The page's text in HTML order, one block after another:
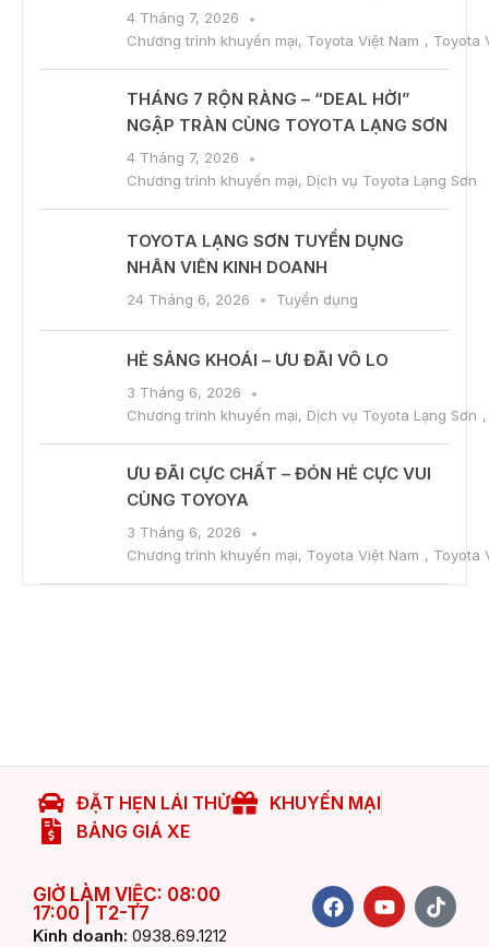
4 Tháng 7, 2026
Chương trình khuyến mại, Toyota Việt Nam , Toyota
THÁNG 7 RỘN RÀNG – “DEAL HỜI”
NGẬP TRÀN CÙNG TOYOTA LẠNG SƠN
4 Tháng 7, 2026
Chương trình khuyến mại, Dịch vụ Toyota Lạng Sơn
TOYOTA LẠNG SƠN TUYỂN DỤNG
NHÂN VIÊN KINH DOANH
24 Tháng 6, 2026 Tuyển dụng
HÈ SẢNG KHOÁI – ƯU ĐÃI VÔ LO
3 Tháng 6, 2026
Chương trình khuyến mại, Dịch vụ Toyota Lạng Sơn
ƯU ĐÃI CỰC CHẤT – ĐÓN HÈ CỰC VUI
CÙNG TOYOYA
3 Tháng 6, 2026
Chương trình khuyến mại, Toyota Việt Nam , Toyota
ĐẶT HẸN LÁI THỬ
KHUYẾN MẠI
BẢNG GIÁ XE
GIỜ LÀM VIỆC: 08:00
17:00 | T2-T7
Kinh doanh: 0938.69.1212
F
a
Y
o
T
i